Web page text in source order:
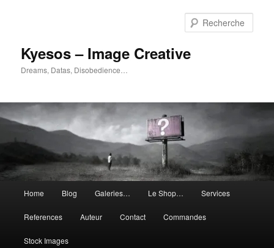
Kyesos – Image Creative
Dreams, Datas, Disobedience…
principal
Home Blog Galeries… Le Shop… Services
References Auteur Contact Commandes
Stock Images